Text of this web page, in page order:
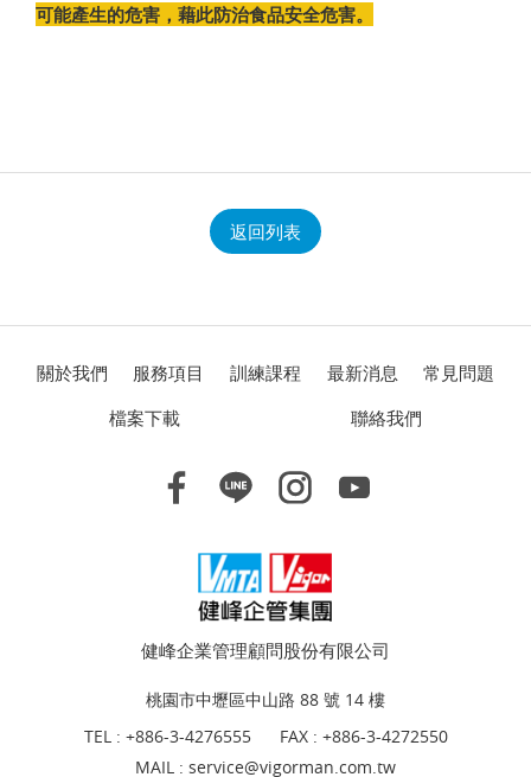
可能產生的危害，藉此防治食品安全危害。
返回列表
關於我們 服務項目 訓練課程 最新消息
常見問題
檔案下載
聯絡我們
健峰企業管理顧問股份有限公司
桃園市中壢區中山路 88 號 14 樓
TEL : +886-3-4276555
FAX : +886-3-4272550
MAIL : service@vigorman.com.tw